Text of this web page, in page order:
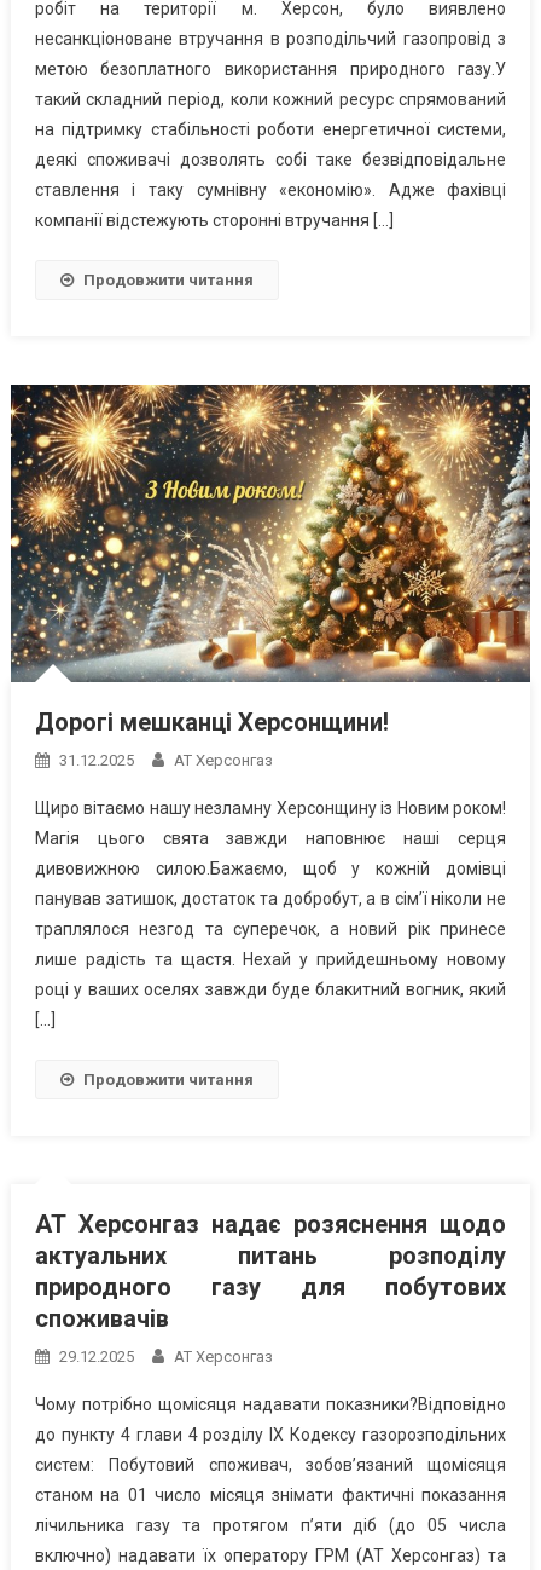
робіт на території м. Херсон, було виявлено
несанкціоноване втручання в розподільчий газопровід з
метою безоплатного використання природного газу.У
такий складний період, коли кожний ресурс спрямований
на підтримку стабільності роботи енергетичної системи,
деякі споживачі дозволять собі таке безвідповідальне
ставлення і таку сумнівну «економію». Адже фахівці
компанії відстежують сторонні втручання […]
Продовжити читання
Дорогі мешканці Херсонщини!
31.12.2025 АТ Херсонгаз
Щиро вітаємо нашу незламну Херсонщину із Новим роком!
Магія цього свята завжди наповнює наші серця
дивовижною силою.Бажаємо, щоб у кожній домівці
панував затишок, достаток та добробут, а в сім’ї ніколи не
траплялося незгод та суперечок, а новий рік принесе
лише радість та щастя. Нехай у прийдешньому новому
році у ваших оселях завжди буде блакитний вогник, який
[…]
Продовжити читання
АТ Херсонгаз надає розяснення щодо
актуальних питань розподілу
природного газу для побутових
споживачів
29.12.2025 АТ Херсонгаз
Чому потрібно щомісяця надавати показники?Відповідно
до пункту 4 глави 4 розділу IX Кодексу газорозподільних
систем: Побутовий споживач, зобов’язаний щомісяця
станом на 01 число місяця знімати фактичні показання
лічильника газу та протягом п’яти діб (до 05 числа
включно) надавати їх оператору ГРМ (АТ Херсонгаз) та